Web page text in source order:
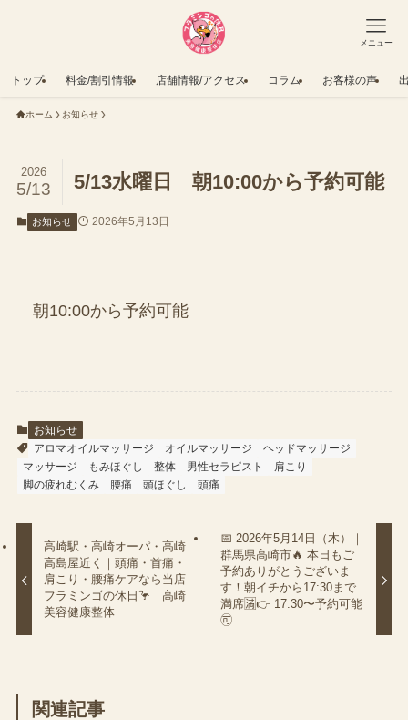
メニュー
トップ 料金/割引情報 店舗情報/アクセス コラム お客様の声
ホーム お知らせ
5/13水曜日 朝10:00から予約可能
2026
5/13
お知らせ 2026年5月13日
朝10:00から予約可能
お知らせ
アロマオイルマッサージ
オイルマッサージ
ヘッドマッサージ
マッサージ
もみほぐし 整体 男性セラピスト
肩こり
脚の疲れむくみ
腰痛 頭ほぐし 頭痛
高崎駅・高崎オーパ・高崎
高島屋近く｜頭痛・首痛・
肩こり・腰痛ケアなら当店
フラミンゴの休日🦩 高崎
美容健康整体
📅 2026年5月14日（木）｜
群馬県高崎市🔥 本日もご
予約ありがとうございま
す！朝イチから17:30まで
満席🈵👉 17:30〜予約可能
🉑
関連記事